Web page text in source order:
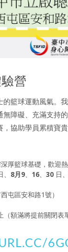
營
籃球運動風氣。
障礙、充滿支持
協助學員累積寶
厚籃球基礎，歡迎
、 8月9 16 30 日、
屯區安和路1號）
額滿將提前關閉表